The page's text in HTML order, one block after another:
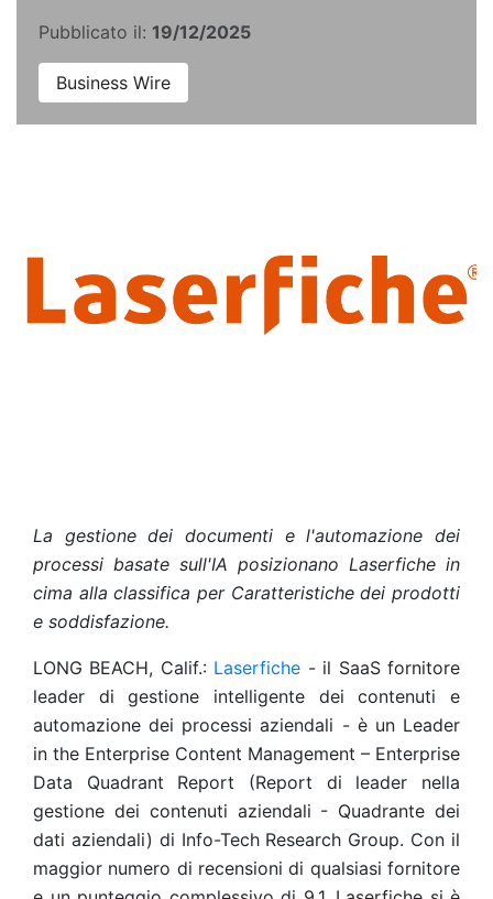
Pubblicato il: 19/12/2025
Business Wire
La gestione dei documenti e l'automazione dei
processi basate sull'IA posizionano Laserfiche in
cima alla classifica per Caratteristiche dei prodotti
e soddisfazione.
LONG BEACH, Calif.: Laserfiche - il SaaS fornitore
leader di gestione intelligente dei contenuti e
automazione dei processi aziendali - è un Leader
in the Enterprise Content Management – Enterprise
Data Quadrant Report (Report di leader nella
gestione dei contenuti aziendali - Quadrante dei
dati aziendali) di Info-Tech Research Group. Con il
maggior numero di recensioni di qualsiasi fornitore